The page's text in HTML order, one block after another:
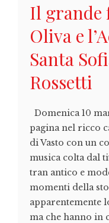
Il grande
Oliva e
Santa
Rossetti
Domenica 10
pagina nel ricco
di Vasto con un
musica colta dal
tran antico e
momenti della
apparentemente
ma che hanno in